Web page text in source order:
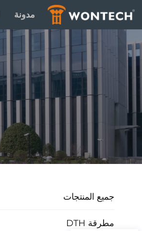
مدونة
جميع المنتجات
مطرقة DTH